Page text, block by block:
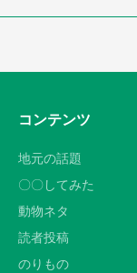
コンテンツ
地元の話題
〇〇してみた
動物ネタ
読者投稿
のりもの